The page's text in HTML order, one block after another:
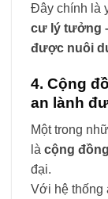
Đây chính là
cư lý tưởng
được nuôi
4. Cộng
an lành
Một trong
là cộng
đại.
Với hệ thống